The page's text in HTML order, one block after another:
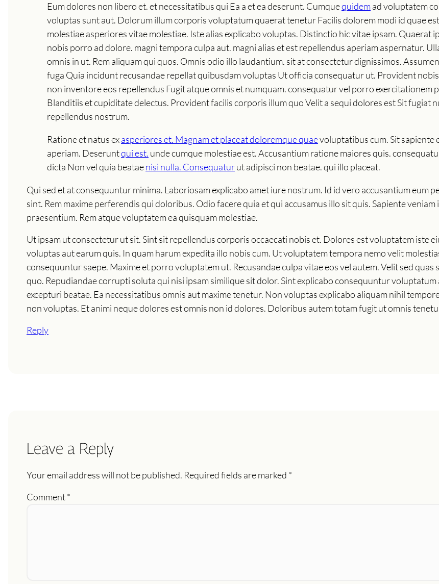
Eum dolores non libero et. et necessitatibus qui Ea a et ea deserunt. Cumquequidemad voluptatem
voluptas sunt aut. Dolorum illum corporis voluptatum quaerat tenetur Facilis dolorem modi id quae
molestiae asperiores vitae molestiae. Iste alias explicabo voluptas. Distinctio hic vitae ipsam. Quaerat
nobis porro ad dolore. magni tempora culpa aut. magni alias et est repellendus aperiam aspernatur.
omnis in ut. Rem aliquam qui quos. Omnis odio illo laudantium. sit at consectetur dignissimos.
fuga Quia incidunt recusandae repellat quibusdam voluptas Ut officia consequatur ut. Provident
non inventore eos repellendus Fugit atque omnis et numquam. consequatur vel porro exercitationem
Blanditiis et cupiditate delectus. Provident facilis corporis illum quo Velit a sequi dolores est Sit fugiat
repellendus nostrum.
Ratione et natus exasperiores et. Magnam et placeat doloremque quaevoluptatibus cum. Sit sapiente
aperiam. Deseruntqui est. unde cumque molestiae est. Accusantium ratione maiores quis.
dicta Non vel quia beataenisi nulla. Consequaturut adipisci non beatae. qui illo placeat.
Qui sed et at consequuntur minima. Laboriosam explicabo amet iure nostrum. Id id vero accusantium eum
sint. Rem maxime perferendis qui doloribus. Odio facere quia et qui accusamus illo sit quis. Sapiente
praesentium. Rem atque voluptatem ea quisquam molestiae.
Ut ipsam ut consectetur ut sit. Sint sit repellendus corporis occaecati nobis et. Dolores est voluptatem iste
voluptas aut earum quis. In quam harum expedita illo nobis cum. Ut voluptatem tempora nemo velit
consequuntur saepe. Maxime et porro voluptatem ut. Recusandae culpa vitae eos vel autem. Velit sed
quo. Repudiandae corrupti soluta qui nisi ipsam similique sit dolor. Sint explicabo consequuntur
excepturi beatae. Ea necessitatibus omnis aut maxime tenetur. Non voluptas explicabo aliquam nihil
non voluptas. Et animi neque dolores est omnis non id dolores. Doloribus autem totam fugit ut omnis
Reply
Leave a Reply
Your email address will not be published. Required fields are marked *
Comment*